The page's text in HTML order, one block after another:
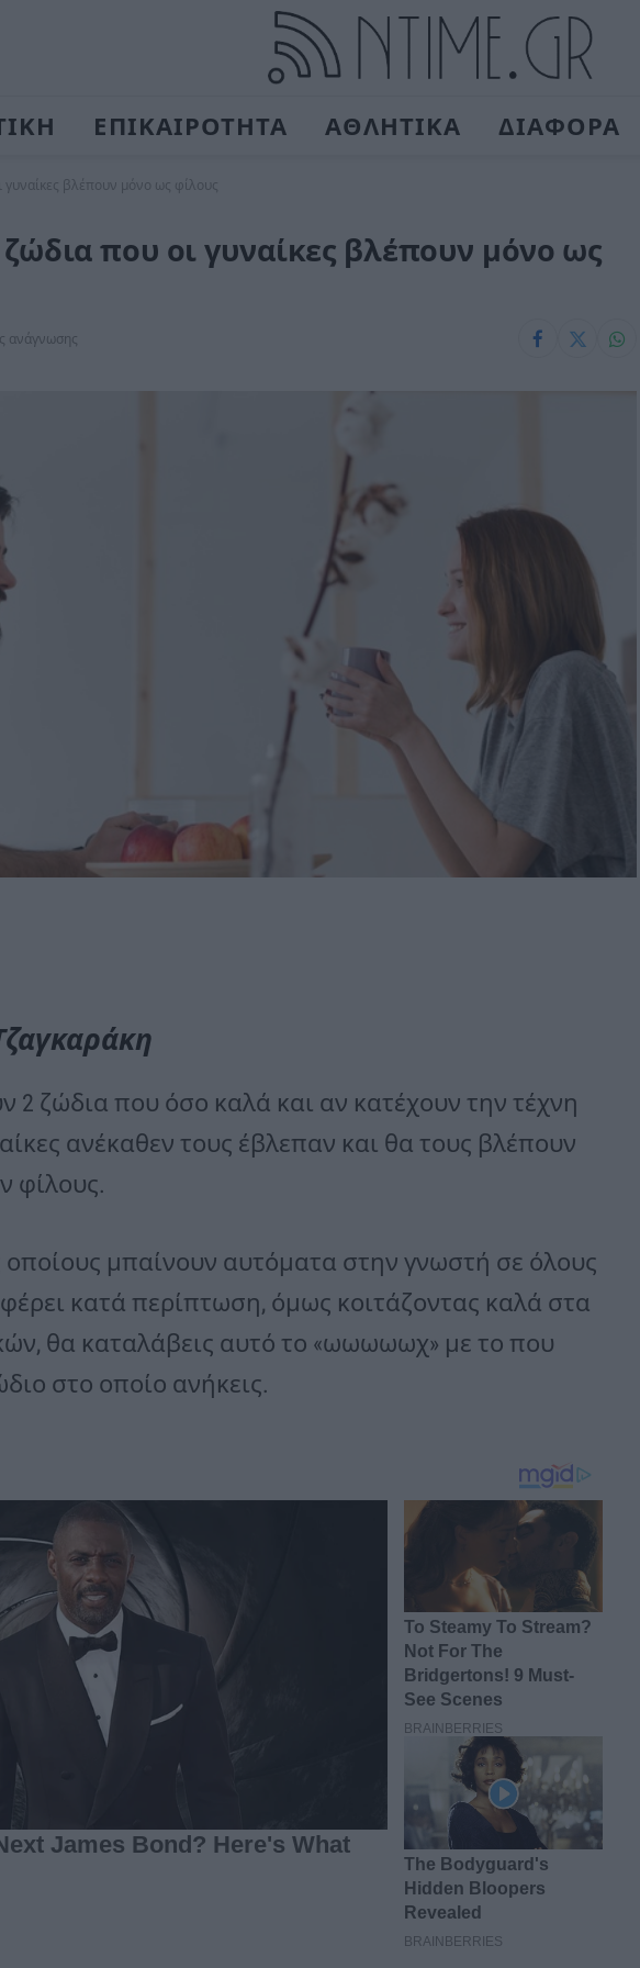
ΕΠΙΚΑΙΡΟΤΗΤΑ ΑΘΛΗΤΙΚΑ ΔΙΑΦΟΡΑ
γυναίκες βλέπουν μόνο ως φίλους
που οι γυναίκες βλέπουν μόνο ως
ανάγνωσης
2 ζώδια που όσο καλά και αν κατέχουν την τέχνη
ανέκαθεν τους έβλεπαν και θα τους βλέπουν
φίλους.
οποίους μπαίνουν αυτόματα στην γνωστή σε όλους
κατά περίπτωση, όμως κοιτάζοντας καλά στα
θα καταλάβεις αυτό το «ωωωωωχ» με το που
στο οποίο ανήκεις.